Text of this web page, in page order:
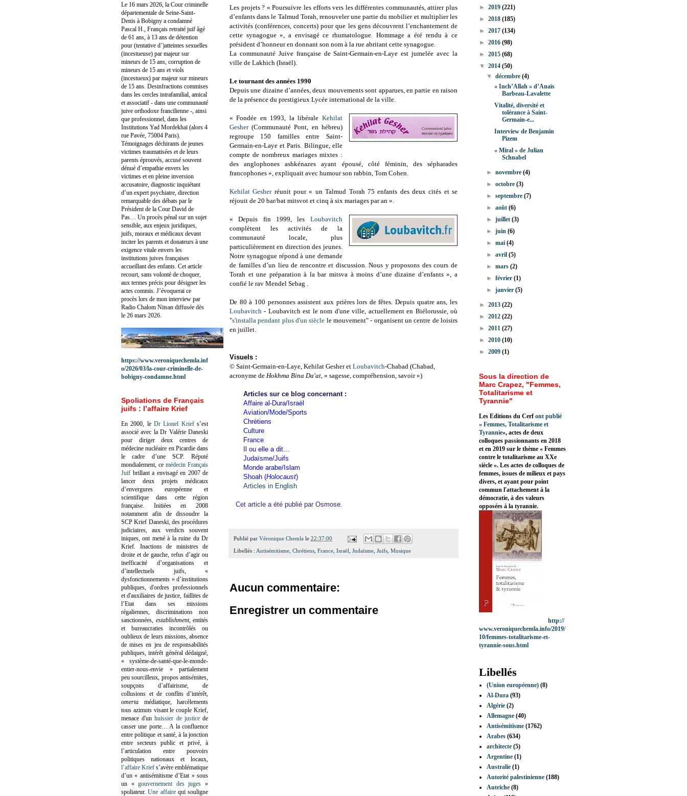
Les projets ? « Poursuivre les efforts vers les différentes communautés, attirer plus
d’enfants dans le Talmud Torah, renouveler une partie du mobilier et multiplier les
activités (conférences, concerts) pour que les gens découvrent l’enchantement de
cette synagogue », a envisagé ce rhumatologue. Hommage a été rendu à ce
président d’honneur en donnant son nom à la rue abritant cette synagogue.
La communauté Juive française de Saint-Germain-en-Laye est jumelée avec la
ville de Lakhich (Israël).
Le tournant des années 1990
Depuis une dizaine d’années, deux mouvements sont apparues, en partie en raison
de la présence du prestigieux Lycée international de la ville.
« Fondée en 1993, la libérale Kehilat
Gesher(Communauté Pont, en hébreu)
regroupe 150 familles entre Saint-
Germain-en-Laye et Paris. Bilingue, elle
compte de nombreux mariages mixtes :
des anglophones ashkénazes ayant épousé, côté féminin, des sépharades
francophones », expliquait avec humour son rabbin, Tom Cohen.
Kehilat Gesherréunit pour « un Talmud Torah 75 enfants des deux cités et se
réjouit de 20 bar/bat mitsvot et cinq à six mariages par an ».
« Depuis fin 1999, les Loubavitch
complètent les activités de la
communauté locale, plus
particulièrement en direction des jeunes.
Notre synagogue répond à une demande
de familles d’un lieu de rencontre et discussion. Nous y proposons des cours de
Torah et une préparation à la bar mitsva à moins d’une dizaine d’enfants », a
confié le rav Mendel Sebag .
De 80 à 100 personnes assistent aux prières lors de fêtes. Depuis quatre ans, les
Loubavitch - Loubavitch est le nom d'une ville, actuellement en Biélorussie, où
"s'installa pendant plus d'un siècle le mouvement" - organisent un centre de loisirs
en juillet.
Visuels :
© Saint-Germain-en-Laye, Kehilat Gesher et Loubavitch-Chabad (Chabad,
acronyme de Hokhma Bina Da'at, « sagesse, compréhension, savoir »)
Articles sur ce blog concernant :
Affaire al-Dura/Israël
Aviation/Mode/Sports
Chrétiens
Culture
France
Il ou elle a dit...
Judaïsme/Juifs
Monde arabe/Islam
Shoah (Holocaust)
Articles in English
Cet article a été publié par Osmose.
Publié par Véronique Chemla le 22:37:00
Libellés : Antisémitisme, Chrétiens, France, Israël, Judaïsme, Juifs, Musique
Aucun commentaire:
Enregistrer un commentaire
Le 16 mars 2026, la Cour criminelle
départementale de Seine-Saint-
Denis à Bobigny a condamné
Pascal H., Français retraité juif âgé
de 61 ans, à 13 ans de détention
pour (tentative d’)atteintes sexuelles
(incestueuse) par majeur sur
mineurs de 15 ans, corruption de
mineurs de 15 ans et viols
(incestueux) par majeur sur mineurs
de 15 ans. Desinfractions commises
dans les cercles intrafamilial, amical
et associatif - dans une communauté
juive orthodoxe francilienne -, ainsi
que professionnel, dans les
Institutions Yad Mordekhaï (alors 4
rue Pavée, 75004 Paris).
Témoignages déchirants de jeunes
victimes traumatisées et de leurs
parents éprouvés, accusé souvent
dénué d’empathie envers les
victimes et en pleine inversion
accusatoire, diagnostic inquiétant
d’un expert psychiatre, direction
remarquable des débats par le
Président de la Cour David de
Pas… Un procès pénal sur un sujet
sensible, aux enjeux juridiques,
juifs, moraux et médicaux devant
inciter les parents et donateurs à une
exigence vitale envers les
institutions juives françaises
accueillant des enfants. Cet article
recourt, sans volonté de choquer,
aux termes précis pour désigner les
actes commis. J’évoquerai ce
procès lors de mon interview par
Radio Chalom Nitsan diffusée dès
le 26 mars 2026.
https://www.veroniquechemla.inf
o/2026/03/la-cour-criminelle-de-
bobigny-condamne.html
Spoliations de Français
juifs : l’affaire Krief
En 2000, le Dr Lionel Kriefs’est
associé avec la Dr Valérie Daneski
pour diriger deux centres de
médecine nucléaire en Picardie dans
le cadre d’une SCP. Réputé
mondialement, ce médecin Français
Juif brillant a envisagé en 2007 de
lancer deux projets médicaux
d’envergures européenne et
scientifique dans cette région
française. Initiées en 2008
notamment afin de dissoudre la
SCP Krief Daneski, des procédures
judiciaires, aux verdicts souvent
iniques, ont mené à la ruine du Dr
Krief. Inactions de ministres de
droite et de gauche, refus d’agir ou
inefficacité d’organisations et
d’intellectuels juifs, «
dysfonctionnements » d’institutions
publiques, d'ordres professionnels
et d'auxiliaires de justice, faillites de
l’Etat dans ses missions
régaliennes, discriminations non
sanctionnées, establishment, entités
et bureaucraties incontrôlés ou
oublieux de leurs missions, absence
de mises en jeu de responsabilités
publiques, intérêt général dédaigné,
« système-de-santé-que-le-monde-
entier-nous-envie » partialement
peu sourcilleux, propos antisémites,
soupçons d’affairisme, de
collusions et de conflits d’intérêt,
omerta médiatique, harcèlements
tous azimuts visant le couple Krief,
menace d'unhuissier de justicede
casser une porte… A la confluence
entre politique et santé, à la jonction
entre secteurs public et privé, à
l’articulation entre pouvoirs
politiques nationaux et locaux,
l’affaire Krief s’avère emblématique
d’un « antisémitisme d’Etat » sous
un «gouvernement des juges »
spoliateur.Une affairequi souligne
► 2019 (221)
► 2018 (185)
► 2017 (134)
► 2016 (98)
► 2015 (68)
▼ 2014 (50)
▼décembre(4)
« Inch’Allah » d’Anaïs
Barbeau-Lavalette
Vitalité, diversité et
tolérance à Saint-
Germain-e...
Interview de Benjamin
Pizem
« Miral » de Julian
Schnabel
►novembre(4)
►octobre(3)
►septembre(7)
►août(6)
►juillet(3)
►juin(6)
►mai(4)
►avril(5)
►mars(2)
►février(1)
►janvier(5)
► 2013 (22)
► 2012 (22)
► 2011 (27)
► 2010 (10)
► 2009 (1)
Sous la direction de
Marc Crapez, "Femmes,
Totalitarisme et
Tyrannie"
Les Editions du Cerfont publié
« Femmes, Totalitarisme et
Tyrannie», actes de deux
colloques passionnants en 2018
et en 2019 sur le thème « Femmes
contre le totalitarisme au XXe
siècle ». Les actes de colloques de
femmes, issues de milieux et pays
divers, et ayant pour point
commun l'attachement à la
démocratie, à des valeurs
opposées à la tyrannie.
http://
www.veroniquechemla.info/2019/
10/femmes-totalitarisme-et-
tyrannie-sous.html
Libellés
(Union européenne) (8)
Al-Dura (93)
Algérie (2)
Allemagne (40)
Antisémitisme (1762)
Arabes (634)
architecte (5)
Argentine (1)
Australie (1)
Autorité palestinienne (188)
Autriche (8)